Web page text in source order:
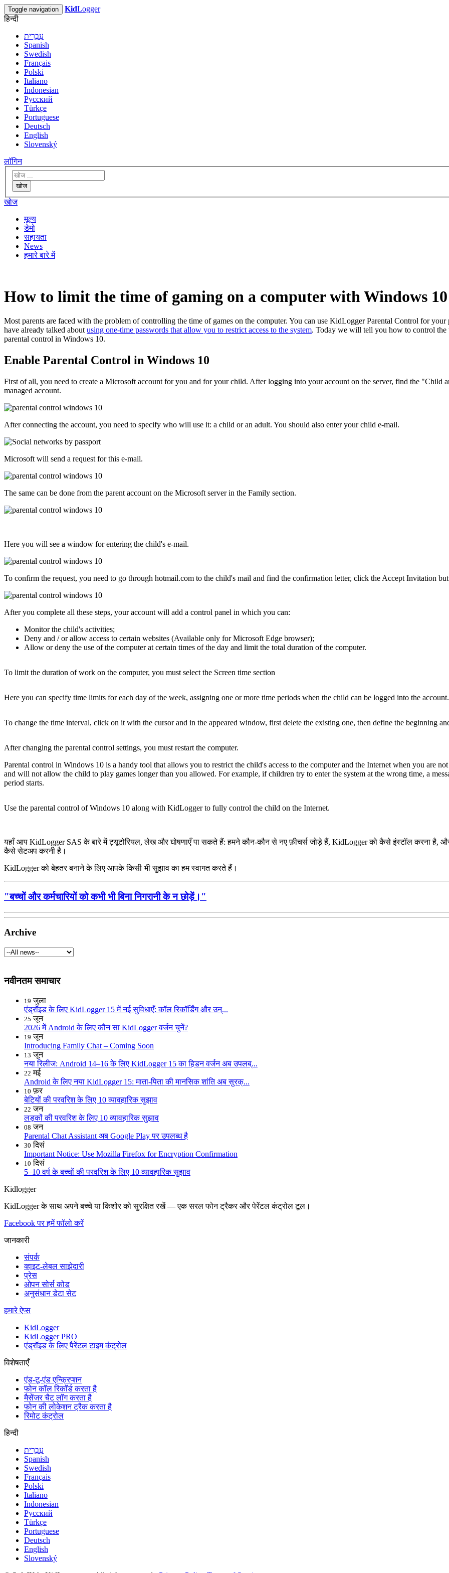
Toggle navigation KidLogger
हिन्दी
עִבְרִית
Spanish
Swedish
Français
Polski
Italiano
Indonesian
Русский
Türkçe
Portuguese
Deutsch
English
Slovenský
लॉगिन
खोज
खोज
मूल्य
डेमो
सहायता
News
हमारे बारे में
How to limit the time of gaming on a computer with Windows 10
Most parents are faced with the problem of controlling the time of games on the computer. You can use KidLogger Parental Control for
have already talked aboutusing one-time passwords that allow you to restrict access to the system. Today we will tell you how to control the
parental control in Windows 10.
Enable Parental Control in Windows 10
First of all, you need to create a Microsoft account for you and for your child. After logging into your account on the server, find the "Child
managed account.
After connecting the account, you need to specify who will use it: a child or an adult. You should also enter your child e-mail.
Microsoft will send a request for this e-mail.
The same can be done from the parent account on the Microsoft server in the Family section.
Here you will see a window for entering the child's e-mail.
To confirm the request, you need to go through hotmail.com to the child's mail and find the confirmation letter, click the Accept Invitation
After you complete all these steps, your account will add a control panel in which you can:
Monitor the child's activities;
Deny and / or allow access to certain websites (Available only for Microsoft Edge browser);
Allow or deny the use of the computer at certain times of the day and limit the total duration of the computer.
To limit the duration of work on the computer, you must select the Screen time section
Here you can specify time limits for each day of the week, assigning one or more time periods when the child can be logged into the account.
To change the time interval, click on it with the cursor and in the appeared window, first delete the existing one, then define the beginning
After changing the parental control settings, you must restart the computer.
Parental control in Windows 10 is a handy tool that allows you to restrict the child's access to the computer and the Internet when you are
and will not allow the child to play games longer than you allowed. For example, if children try to enter the system at the wrong time, a
period starts.
Use the parental control of Windows 10 along with KidLogger to fully control the child on the Internet.
यहाँ आप KidLogger SAS के बारे में ट्यूटोरियल, लेख और घोषणाएँ पा सकते हैं: हमने कौन-कौन से नए फ़ीचर्स जोड़े हैं, KidLogger को कैसे इंस्टॉल करना है, और
कैसे सेटअप करनी है।
KidLogger को बेहतर बनाने के लिए आपके किसी भी सुझाव का हम स्वागत करते हैं।
"बच्चों और कर्मचारियों को कभी भी बिना निगरानी के न छोड़ें।"
Archive
नवीनतम समाचार
19 जुला
एंड्रॉइड के लिए KidLogger 15 में नई सुविधाएँ: कॉल रिकॉर्डिंग और उन्...
25 जून
2026 में Android के लिए कौन सा KidLogger वर्जन चुनें?
19 जून
Introducing Family Chat – Coming Soon
13 जून
नया रिलीज: Android 14–16 के लिए KidLogger 15 का हिडन वर्जन अब उपलब्...
22 मई
Android के लिए नया KidLogger 15: माता-पिता की मानसिक शांति अब सुरक्...
10 फ़र
बेटियों की परवरिश के लिए 10 व्यावहारिक सुझाव
22 जन
लड़कों की परवरिश के लिए 10 व्यावहारिक सुझाव
08 जन
Parental Chat Assistant अब Google Play पर उपलब्ध है
30 दिसं
Important Notice: Use Mozilla Firefox for Encryption Confirmation
10 दिसं
5–10 वर्ष के बच्चों की परवरिश के लिए 10 व्यावहारिक सुझाव
Kidlogger
KidLogger के साथ अपने बच्चे या किशोर को सुरक्षित रखें — एक सरल फोन ट्रैकर और पेरेंटल कंट्रोल टूल।
Facebook पर हमें फॉलो करें
जानकारी
संपर्क
व्हाइट-लेबल साझेदारी
प्रेस
ओपन सोर्स कोड
अनुसंधान डेटा सेट
हमारे ऐप्स
KidLogger
KidLogger PRO
एंड्रॉइड के लिए पैरेंटल टाइम कंट्रोल
विशेषताएँ
एंड-टू-एंड एन्क्रिप्शन
फोन कॉल रिकॉर्ड करता है
मैसेंजर चैट लॉग करता है
फोन की लोकेशन ट्रैक करता है
रिमोट कंट्रोल
हिन्दी
עִבְרִית
Spanish
Swedish
Français
Polski
Italiano
Indonesian
Русский
Türkçe
Portuguese
Deutsch
English
Slovenský